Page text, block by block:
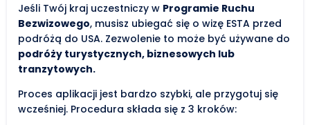
Jeśli Twój kraj uczestniczy w Programie Ruchu
Bezwizowego, musisz ubiegać się o wizę ESTA przed
podróżą do USA. Zezwolenie to może być używane do
podróży turystycznych, biznesowych lub
tranzytowych.
Proces aplikacji jest bardzo szybki, ale przygotuj się
wcześniej. Procedura składa się z 3 kroków: